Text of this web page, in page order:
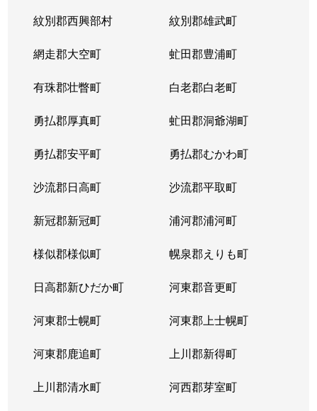
紋別郡西興部村 紋別郡雄武町
網走郡大空町 虻田郡豊浦町
有珠郡壮瞥町 白老郡白老町
勇払郡厚真町 虻田郡洞爺湖町
勇払郡安平町 勇払郡むかわ町
沙流郡日高町 沙流郡平取町
新冠郡新冠町 浦河郡浦河町
様似郡様似町 幌泉郡えりも町
日高郡新ひだか町 河東郡音更町
河東郡士幌町 河東郡上士幌町
河東郡鹿追町 上川郡新得町
上川郡清水町 河西郡芽室町